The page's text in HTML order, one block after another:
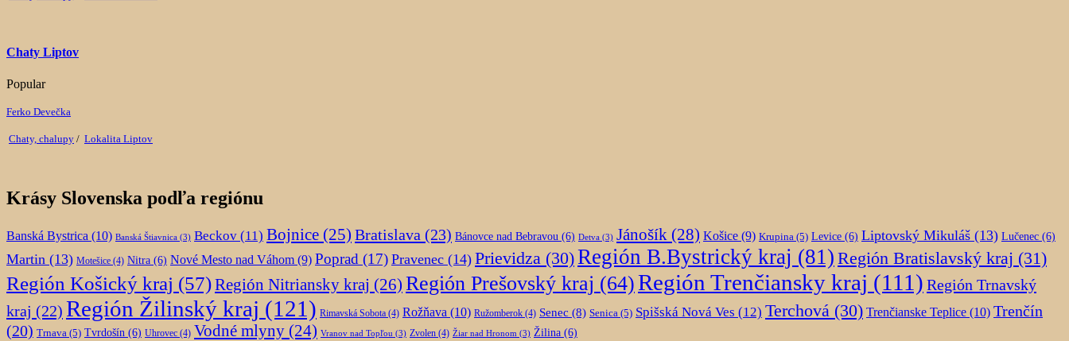
Chaty Liptov
Popular
Ferko Devečka
Chaty, chalupy / Lokalita Liptov
Krásy Slovenska podľa regiónu
Banská Bystrica (10) Banská Štiavnica (3) Beckov (11) Bojnice (25) Bratislava (23) Bánovce nad Bebravou (6) Detva (3) Jánošík (28) Košice (9) Krupina (5) Levice (6) Liptovský Mikuláš (13) Lučenec (6)
Martin (13) Motešice (4) Nitra (6) Nové Mesto nad Váhom (9) Poprad (17) Pravenec (14) Prievidza (30)Región B.Bystrický kraj (81) Región Bratislavský kraj (31)
Región Košický kraj (57)Región Nitriansky kraj (26) Región Prešovský kraj (64)Región Trenčiansky kraj (111) Región Trnavský
kraj (22) Región Žilinský kraj (121) Rimavská Sobota (4) Rožňava (10) Ružomberok (4) Senec (8) Senica (5) Spišská Nová Ves (12) Terchová (30) Trenčianske Teplice (10) Trenčín
(20) Trnava (5) Tvrdošín (6) Uhrovec (4) Vodné mlyny (24) Vranov nad Topľou (3) Zvolen (4) Žiar nad Hronom (3) Žilina (6)